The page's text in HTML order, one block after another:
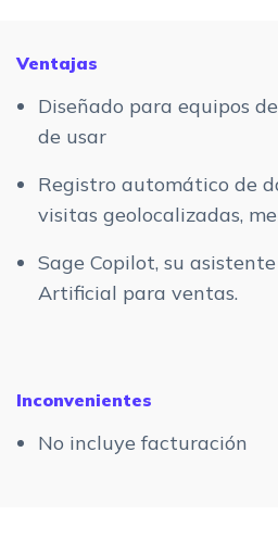
Ventajas
Diseñado para equipos
de usar
Registro automático de
visitas geolocalizadas,
Sage Copilot, su
Artificial para ventas.
Inconvenientes
No incluye facturación